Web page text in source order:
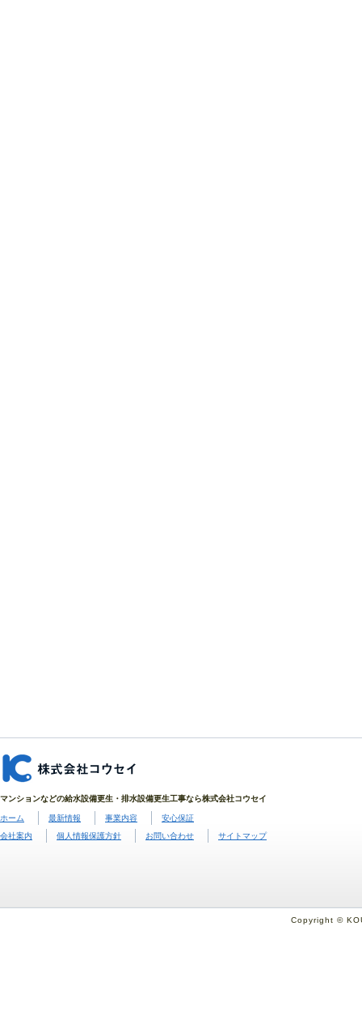
マンションなどの給水設備更生・排水設備更生工事なら株式会社コウセイ
ホーム 最新情報 事業内容
安心保証
会社案内
個人情報保護方針 お問い合わせ サイトマップ
Copyright ©